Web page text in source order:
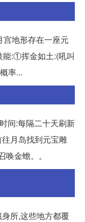
宫地形存在一座元
能:①挥金如土:(吼叫
率...
间:每隔二十天刷新
月岛找到元宝雕
金蟾。。
所,这些地方都覆